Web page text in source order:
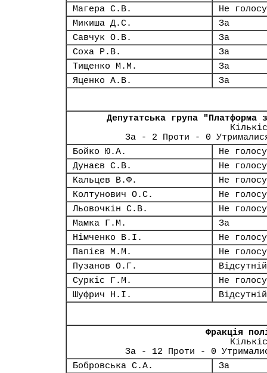
Магера С.В.
Не
Микиша Д.С.
За
Савчук О.В.
За
Соха Р.В.
За
Тищенко М.М.
За
Яценко А.В.
За
Депутатська група
За - 2 Проти - 0
Бойко Ю.А.
Не
Дунаєв С.В.
Не
Кальцев В.Ф.
Не
Колтунович О.С.
Не
Льовочкін С.В.
Не
Мамка Г.М.
За
Німченко В.І.
Не
Папієв М.М.
Не
Пузанов О.Г.
Відсутній
Суркіс Г.М.
Не
Шуфрич Н.І.
Відсутній
Фракція
За - 12 Проти - 0
Бобровська С.А.
За